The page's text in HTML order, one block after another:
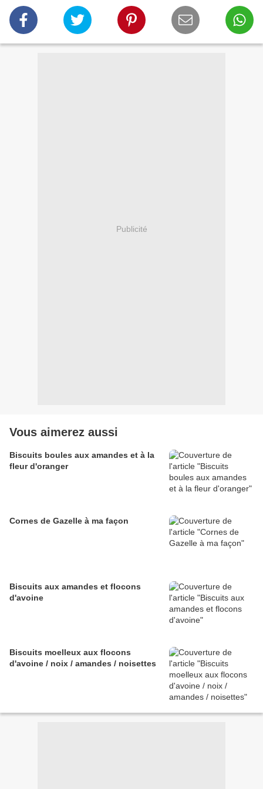
Publicité
Vous aimerez aussi
Biscuits boules aux amandes et à la
fleur d'oranger
Cornes de Gazelle à ma façon
Biscuits aux amandes et flocons
d'avoine
Biscuits moelleux aux flocons
d'avoine / noix / amandes / noisettes